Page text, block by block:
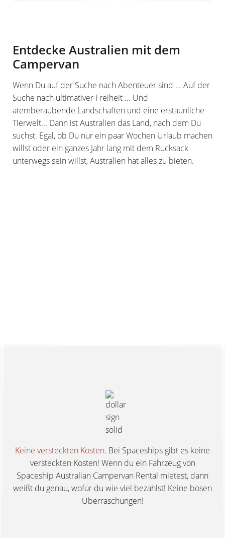
Entdecke Australien mit dem
Campervan
Wenn Du auf der Suche nach Abenteuer sind ... Auf der
Suche nach ultimativer Freiheit ... Und
atemberaubende Landschaften und eine erstaunliche
Tierwelt... Dann ist Australien das Land, nach dem Du
suchst. Egal, ob Du nur ein paar Wochen Urlaub machen
willst oder ein ganzes Jahr lang mit dem Rucksack
unterwegs sein willst, Australien hat alles zu bieten.
Keine versteckten Kosten. Bei Spaceships gibt es keine
versteckten Kosten! Wenn du ein Fahrzeug von
Spaceship Australian Campervan Rental mietest, dann
weißt du genau, wofür du wie viel bezahlst! Keine bösen
Überraschungen!